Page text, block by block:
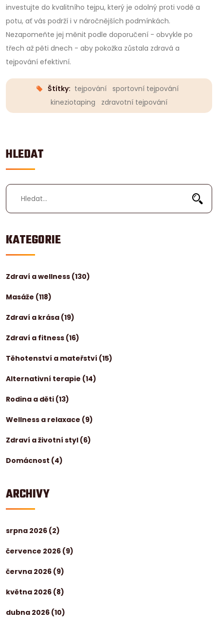
HLEDAT
KATEGORIE
Zdraví a wellness (130)
Masáže (118)
Zdraví a krása (19)
Zdraví a fitness (16)
Těhotenství a mateřství (15)
Alternativní terapie (14)
Rodina a děti (13)
Wellness a relaxace (9)
Zdraví a životní styl (6)
Domácnost (4)
ARCHIVY
srpna 2026 (2)
července 2026 (9)
června 2026 (9)
května 2026 (8)
dubna 2026 (10)
investujte do kvalitního tejpu, který je odolný proti vodě a
potu, ať vás podrží i v náročnějších podmínkách.
Nezapomeňte jej měnit podle doporučení - obvykle po
třech až pěti dnech - aby pokožka zůstala zdravá a
tejpování efektivní.
Štítky: tejpování
sportovní tejpování
kineziotaping
zdravotní tejpování